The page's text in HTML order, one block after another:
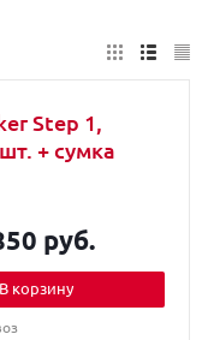
Step 1,
+ сумка
руб.
В корзину